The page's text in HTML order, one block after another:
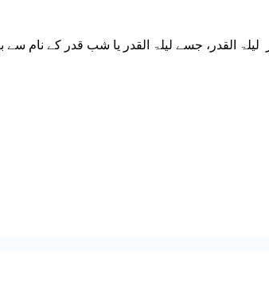
لیلۃ القدر لیلۃ القدر، جسے لیلۃ القدر یا شب